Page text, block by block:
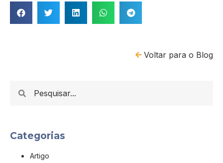
Voltar para o Blog
Categorias
Artigo